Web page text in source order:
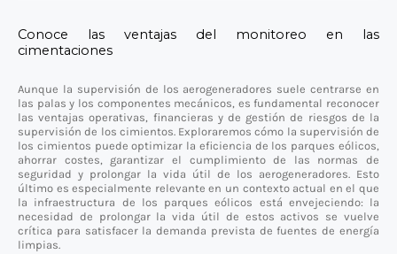
Conoce las ventajas del monitoreo en las
cimentaciones
Aunque la supervisión de los aerogeneradores suele centrarse en
las palas y los componentes mecánicos, es fundamental reconocer
las ventajas operativas, financieras y de gestión de riesgos de la
supervisión de los cimientos. Exploraremos cómo la supervisión de
los cimientos puede optimizar la eficiencia de los parques eólicos,
ahorrar costes, garantizar el cumplimiento de las normas de
seguridad y prolongar la vida útil de los aerogeneradores. Esto
último es especialmente relevante en un contexto actual en el que
la infraestructura de los parques eólicos está envejeciendo: la
necesidad de prolongar la vida útil de estos activos se vuelve
crítica para satisfacer la demanda prevista de fuentes de energía
limpias.